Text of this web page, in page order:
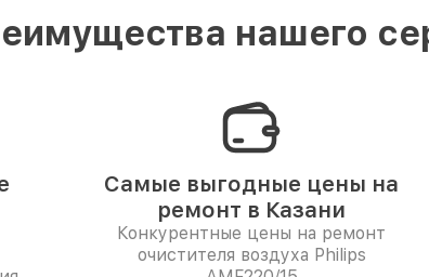
нашего
Самые выгодные цены на
ремонт в Казани
Конкурентные цены на ремонт
очистителя воздуха Philips